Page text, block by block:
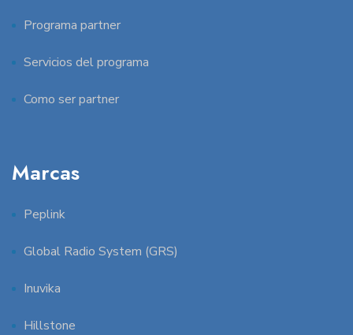
Programa partner
Servicios del programa
Como ser partner
Marcas
Peplink
Global Radio System (GRS)
Inuvika
Hillstone